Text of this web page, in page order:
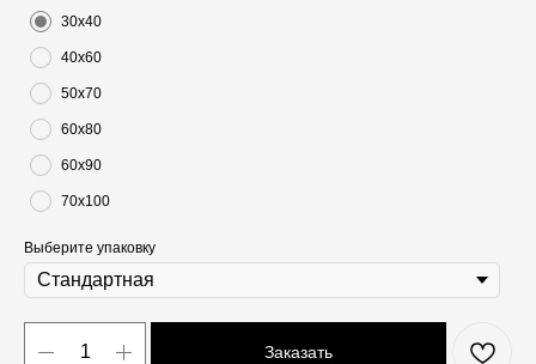
30х40
40х60
50х70
60х80
60х90
70х100
Выберите упаковку
Заказать